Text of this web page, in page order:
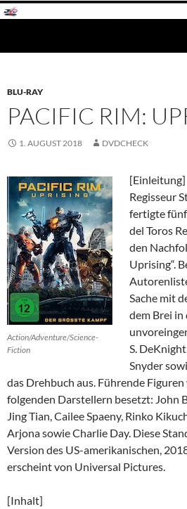
Zum
BLU-RAY
PACIFIC RIM:
1. AUGUST 2018 DVDCHECK
Action/Adventure/Science-
Fiction
[Einleitung]
Regisseur
fertigte
del Toros
den
Uprising“.
Sache mit
dem Brei in
S.
Snyder
das Drehbuch aus. Führende
folgenden Darstellern besetzt: John
Jing Tian, Cailee Spaeny, Rinko
Arjona sowie Charlie Day. Diese
Version des US-amerikanischen,
erscheint von Universal Pictures.
[Inhalt]